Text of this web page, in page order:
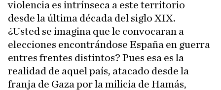
violencia es intrínseca a este territorio
desde la última década del siglo XIX.
¿Usted se imagina que le convocaran a
elecciones encontrándose España en guerra
entres frentes distintos? Pues esa es la
realidad de aquel país, atacado desde la
franja de Gaza por la milicia de Hamás,